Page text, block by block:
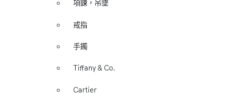
項鍊，吊墜
戒指
手鐲
Tiffany & Co.
Cartier